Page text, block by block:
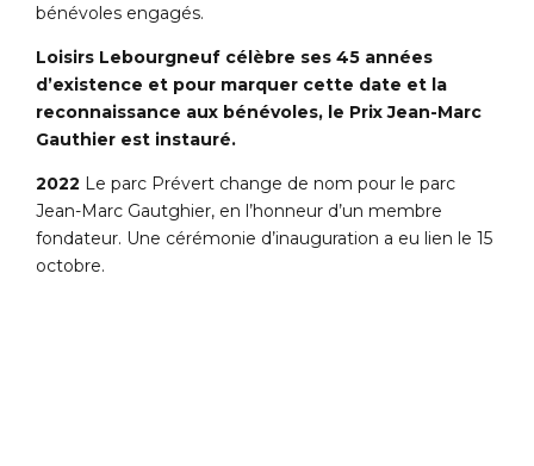
bénévoles engagés.
Loisirs Lebourgneuf célèbre ses 45 années
d’existence et pour marquer cette date et la
reconnaissance aux bénévoles, le Prix Jean-Marc
Gauthier est instauré.
2022 Le parc Prévert change de nom pour le parc
Jean-Marc Gautghier, en l’honneur d’un membre
fondateur. Une cérémonie d’inauguration a eu lien le 15
octobre.